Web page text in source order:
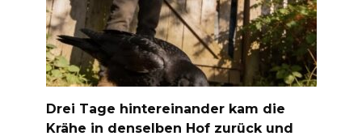
Drei Tage hintereinander kam die
Krähe in denselben Hof zurück und